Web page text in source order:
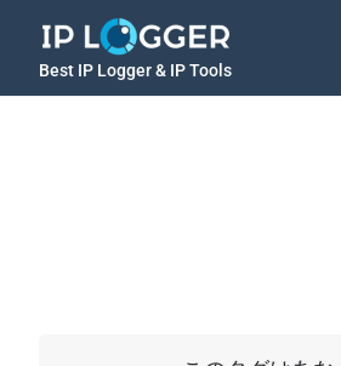
Best IP Logger & IP Tools